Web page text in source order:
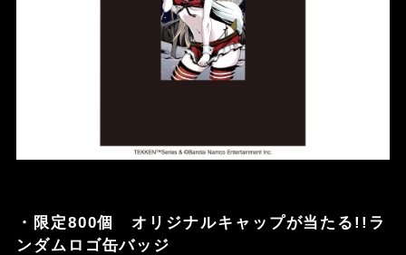
・限定800個 オリジナルキャップが当たる!!ラ
ンダムロゴ缶バッジ